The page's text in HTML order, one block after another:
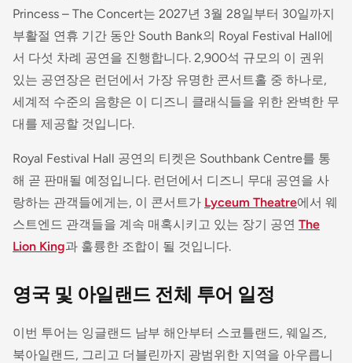
Princess – The Concert는 2027년 3월 28일부터 30일까지
부활절 연휴 기간 동안 South Bank의 Royal Festival Hall에
서 다섯 차례 공연을 진행합니다. 2,900석 규모의 이 권위
있는 공연장은 런던에서 가장 유명한 콘서트홀 중 하나로,
세계적 수준의 음향은 이 디즈니 클래식들을 위한 완벽한 무
대를 제공할 것입니다.
Royal Festival Hall 공연의 티켓은 Southbank Centre를 통
해 곧 판매될 예정입니다. 런던에서 디즈니 무대 공연을 사
랑하는 관객들에게는, 이 콘서트가 Lyceum Theatre에서 웨
스트엔드 관객들을 계속 매혹시키고 있는 장기 공연 The
Lion King과 훌륭한 조합이 될 것입니다.
영국 및 아일랜드 전체 투어 일정
이번 투어는 잉글랜드 남부 해안부터 스코틀랜드, 웨일즈,
북아일랜드, 그리고 더블린까지 광범위한 지역을 아우릅니